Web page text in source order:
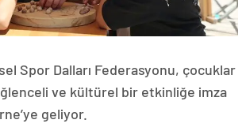
Spor Dalları Federasyonu, çocuklar
ve kültürel bir etkinliğe imza
geliyor.